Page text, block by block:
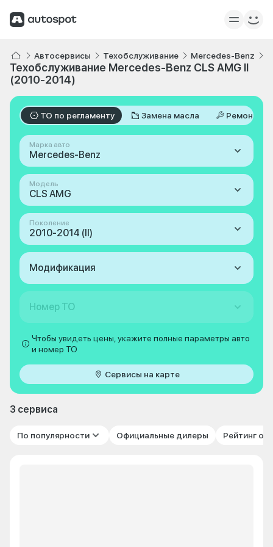
Автосервисы Техобслуживание Mercedes-Benz
Техобслуживание Mercedes-Benz CLS AMG II
(2010-2014)
ТО по регламенту Замена масла Ремонт
Марка авто
Mercedes-Benz
Модель
CLS AMG
Поколение
2010-2014 (II)
Модификация
Номер ТО
Чтобы увидеть цены, укажите полные параметры авто
и номер ТО
Сервисы на карте
3 сервиса
По популярности Официальные дилеры Рейтинг